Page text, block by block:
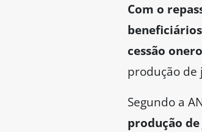
Com o
cessão
produção de
Segundo a
produção